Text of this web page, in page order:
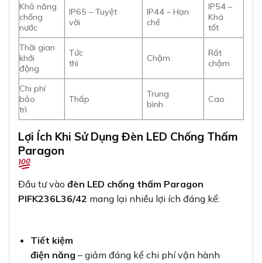
Khả năng
chống
nước
IP65 – Tuyệt
vời
IP44 – Hạn
chế
IP54 –
Khá
tốt
Thời gian
khởi
động
Tức
thì
Chậm
Rất
chậm
Chi phí
bảo
trì
Thấp
Trung
bình
Cao
Lợi Ích Khi Sử Dụng Đèn LED Chống Thấm
Paragon
Đầu tư vào đèn LED chống thấm Paragon
PIFK236L36/42 mang lại nhiều lợi ích đáng kể:
Tiết kiệm
điện năng – giảm đáng kể chi phí vận hành